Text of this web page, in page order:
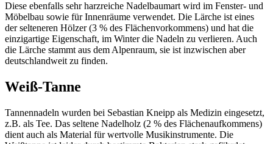
Diese ebenfalls sehr harzreiche Nadelbaumart wird im Fenster- und
Möbelbau sowie für Innenräume verwendet. Die Lärche ist eines
der selteneren Hölzer (3 % des Flächenvorkommens) und hat die
einzigartige Eigenschaft, im Winter die Nadeln zu verlieren. Auch
die Lärche stammt aus dem Alpenraum, sie ist inzwischen aber
deutschlandweit zu finden.
Weiß-Tanne
Tannennadeln wurden bei Sebastian Kneipp als Medizin eingesetzt,
z.B. als Tee. Das seltene Nadelholz (2 % des Flächenaufkommens)
dient auch als Material für wertvolle Musikinstrumente. Die